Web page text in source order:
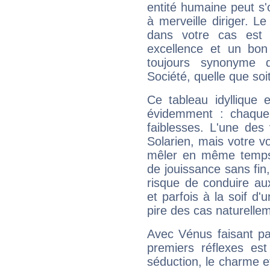
entité humaine peut
à merveille diriger.
dans votre cas est
excellence et un
toujours synonyme
Société, quelle que
Ce tableau idyllique
évidemment :
faiblesses. L'une
Solarien, mais votre
mêler en même
de jouissance sans
risque de conduire
et parfois à la soif
pire des cas
Avec Vénus faisant
premiers réflexes
séduction, le charme